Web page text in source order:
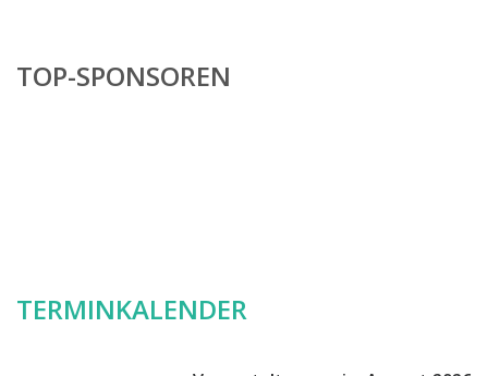
TOP-SPONSOREN
TERMINKALENDER